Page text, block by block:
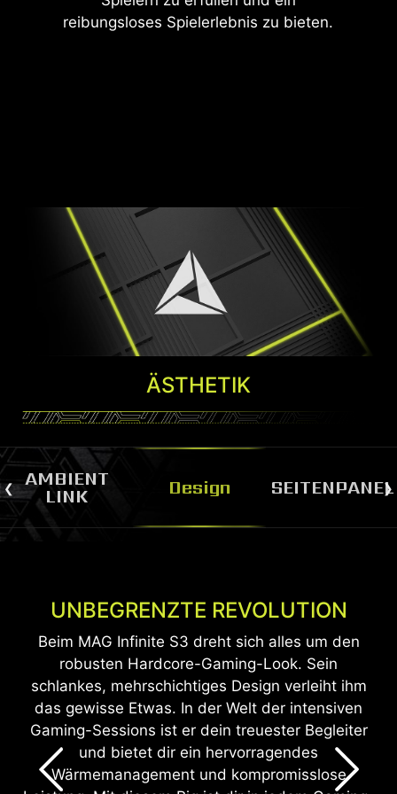
ÄSTHETIK
AMBIENT
LINK Design
Beim MAG Infinite S3 dreht sich alles um den
robusten Hardcore-Gaming-Look. Sein
schlankes, mehrschichtiges Design verleiht ihm
das gewisse Etwas. In der Welt der intensiven
Gaming-Sessions ist er dein treuester Begleiter
und bietet dir ein hervorragendes
Wärmemanagement und kompromisslose
Leistung. Mit diesem Rig ist dir in jedem Gaming-
Showdown ein Sieg nach dem anderen sicher.
Der MAG Infinite S3 verfügt über ein
durchsichtiges Seitenfenster und bringt ihn
dadurch noch besser zur Geltung.